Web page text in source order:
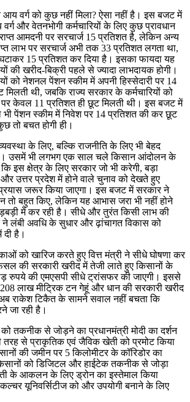
वर्ग को कुछ नहीं मिला? ऐसा नहीं है। इस बजट में
और वेतनभोगी कर्मचारियों के लिए कुछ प्रावधान
आमदनी पर सरचार्ज 15 प्रतिशत है, लेकिन अन्य
लाभ पर सरचार्ज अभी तक 33 प्रतिशत लगता था,
15 प्रतिशत कर दिया है। इसका फायदा यह
की खरीद-बिक्री पहले से ज्यादा लाभदायक होगी।
को नेशनल पेंशन स्कीम में अपनी हिस्सेदारी पर 14
थी, जबकि राज्य सरकार के कर्मचारियों को
पर केवल 11 प्रतिशत ही छूट मिलती थी। इस बजट में
भी पेंशन स्कीम में निवेश पर 14 प्रतिशत की कर छूट
तो बचत होगी ही।
के लिए, बल्कि राजनीति के लिए भी बेहद
उसमें भी लगभग एक साल चले किसान आंदोलन के
कि इस क्षेत्र के लिए सरकार जो भी करेगी, बड़ा
उत्तर प्रदेश में होने वाले चुनाव को देखते हुए
जरूर किया जाएगा। इस बजट में सरकार ने
तो बहुत किए, लेकिन यह आभास जरा भी नहीं होने
में कर रही है। सीधे और तुरंत किसी लाभ की
ने लंबी अवधि के सुधार और ढ़ांचागत विकास को
है।
को खारिज करते हुए वित्त मंत्री ने सीधे घोषणा कर
की सरकारी खरीद में तेजी लाते हुए किसानों के
रुपये की एमएसपी सीधे ट्रांसफर की जाएगी। इससे
लाख मीट्रिक टन गेहूं और धान की सरकारी खरीद
राकेश टिकैत के सामने सवाल नहीं बचता कि
जा रही है।
तकनीक से जोड़ने का प्रधानमंत्री मोदी का दर्शन
से प्राकृतिक एवं जैविक खेती को प्रमोट किया
की जमीन पर 5 किलोमीटर के कॉरिडोर का
किसानों को डिजिटल और हाईटेक तकनीक से जोड़ा
के आकलन के लिए ड्रोन का इस्तेमाल किया
यूनिवर्सिटीज को और उपयोगी बनाने के लिए